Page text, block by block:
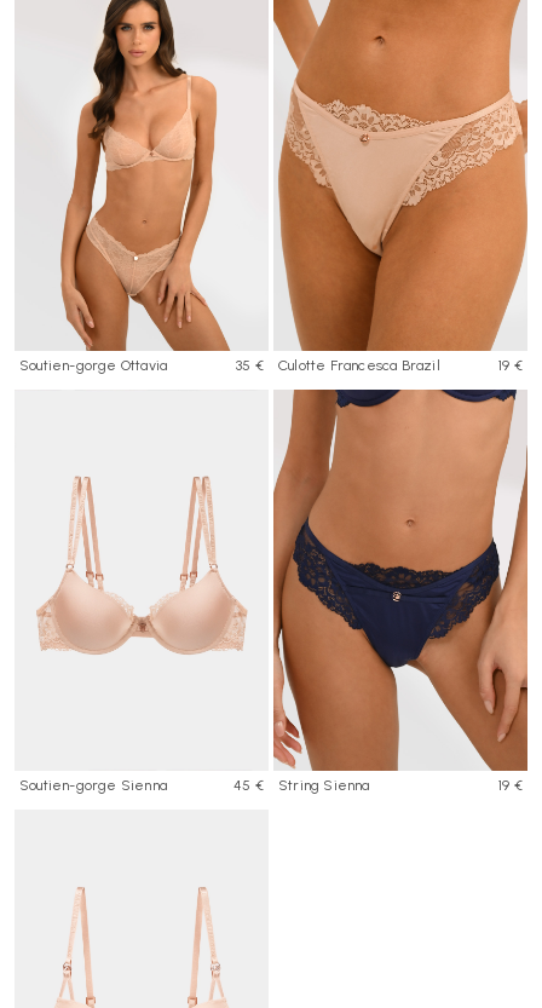
Soutien-gorge Ottavia 35 € Culotte Francesca Brazil 19 €
Soutien-gorge Sienna 45 € String Sienna 19 €